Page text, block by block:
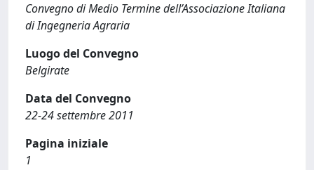
Convegno di Medio Termine dell’Associazione Italiana
di Ingegneria Agraria
Luogo del Convegno
Belgirate
Data del Convegno
22-24 settembre 2011
Pagina iniziale
1